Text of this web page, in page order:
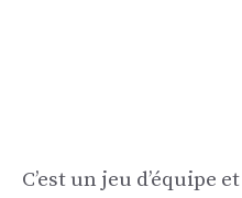
C’est un jeu d’équipe